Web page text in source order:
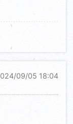
たようです。
起きていて、
して見ていま
竪堀を現地で
て来ません。
残って何度目
美しい土塁
土塁を2種類
崩れた土塁で
09/05 18:04